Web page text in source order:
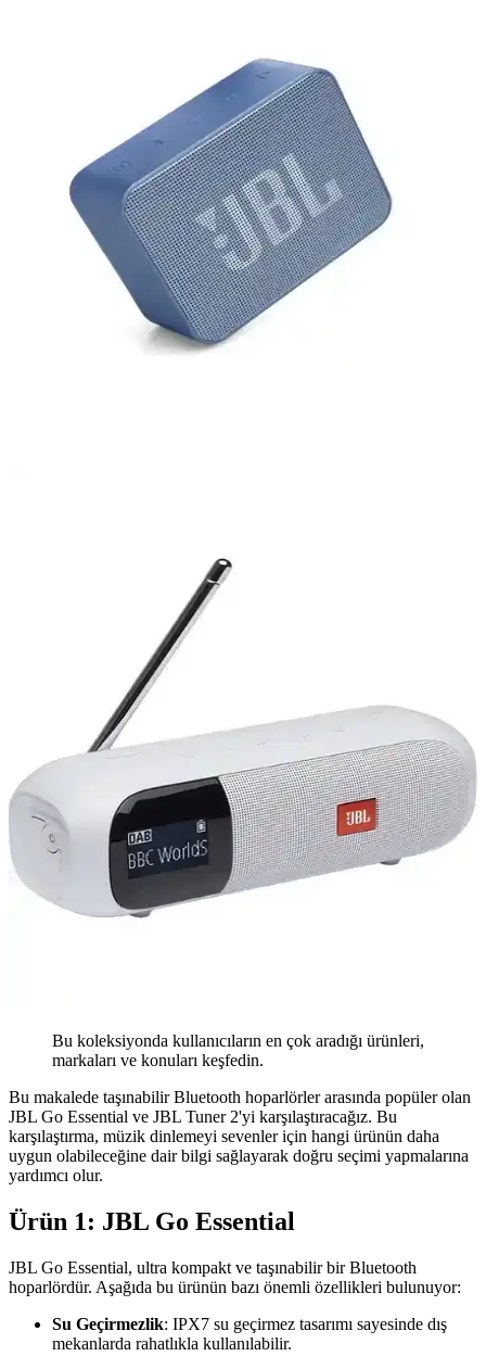
Bu koleksiyonda kullanıcıların en çok aradığı ürünleri,
markaları ve konuları keşfedin.
Bu makalede taşınabilir Bluetooth hoparlörler arasında popüler olan
JBL Go Essential ve JBL Tuner 2'yi karşılaştıracağız. Bu
karşılaştırma, müzik dinlemeyi sevenler için hangi ürünün daha
uygun olabileceğine dair bilgi sağlayarak doğru seçimi yapmalarına
yardımcı olur.
Ürün 1: JBL Go Essential
JBL Go Essential, ultra kompakt ve taşınabilir bir Bluetooth
hoparlördür. Aşağıda bu ürünün bazı önemli özellikleri bulunuyor:
Su Geçirmezlik: IPX7 su geçirmez tasarımı sayesinde dış
mekanlarda rahatlıkla kullanılabilir.